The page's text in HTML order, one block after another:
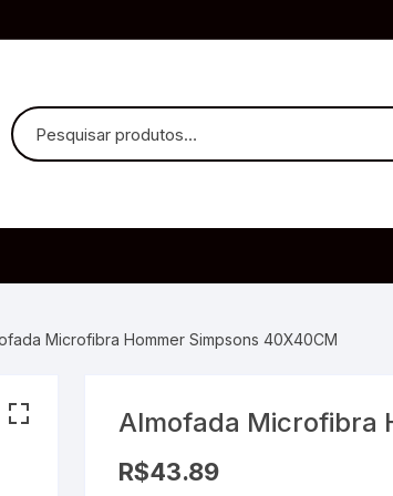
Microfibra Hommer Simpsons 40X40CM
Almofada Microfibra
R$43.89